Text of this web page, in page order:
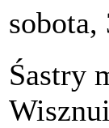
Śastry